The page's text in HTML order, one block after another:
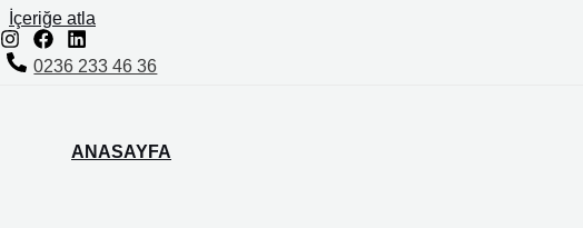
İçeriğe atla
0236 233 46 36
ANASAYFA